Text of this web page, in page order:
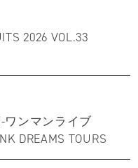
2026 VOL.33
ワンマンライブ
DREAMS TOURS